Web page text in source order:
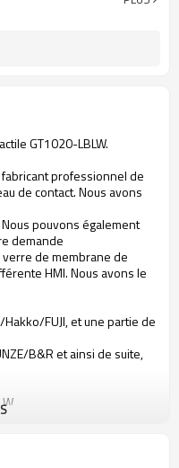
GT1020-LBLW.
professionnel de
de contact. Nous avons
pouvons également
demande
de membrane de
HMI. Nous avons le
FUJI, et une partie de
B&R et ainsi de suite,
LBLW